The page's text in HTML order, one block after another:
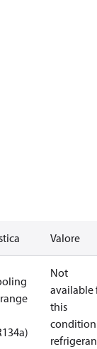
Valore
Not
available
this